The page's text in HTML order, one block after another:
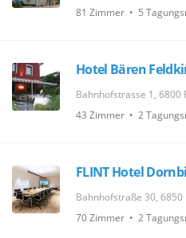
81 Zimmer • 5
Hotel Bären
Bahnhofstrasse 1, 6800
43 Zimmer • 2
FLINT Hotel
Bahnhofstraße 30,
70 Zimmer • 2